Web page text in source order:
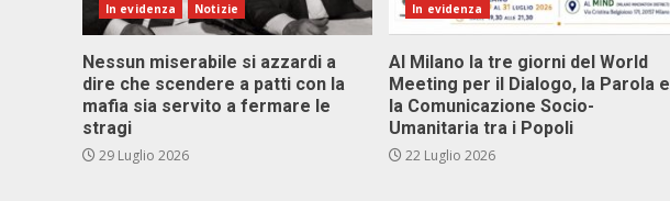
In evidenza Notizie
Nessun miserabile si azzardi a
dire che scendere a patti con la
mafia sia servito a fermare le
stragi
29 Luglio 2026
In evidenza
Al Milano la tre giorni del World
Meeting per il Dialogo, la Parola e
la Comunicazione Socio-
Umanitaria tra i Popoli
22 Luglio 2026